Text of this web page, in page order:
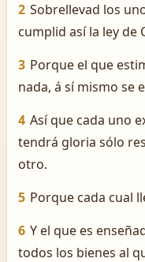
2 Sobrellevad los
cumplid así la ley de
3 Porque el que
nada, á sí mismo se
4 Así que cada uno
tendrá gloria sólo
otro.
5 Porque cada cual
6 Y el que es
todos los bienes al